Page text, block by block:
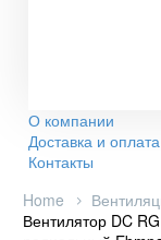
О компании
Доставка и оплата
Контакты
Home
Вентилятор DC